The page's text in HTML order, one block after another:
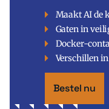
Maakt AI de
Gaten in
Docker-
Verschillen
Bestel nu